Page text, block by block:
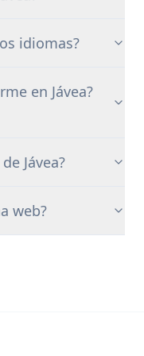
idiomas?
en Jávea?
Jávea?
web?